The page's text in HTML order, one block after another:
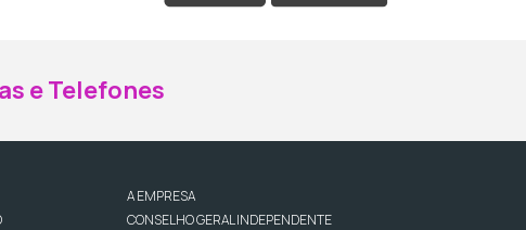
e Telefones
A EMPRESA
CONSELHO GERAL INDEPENDENTE